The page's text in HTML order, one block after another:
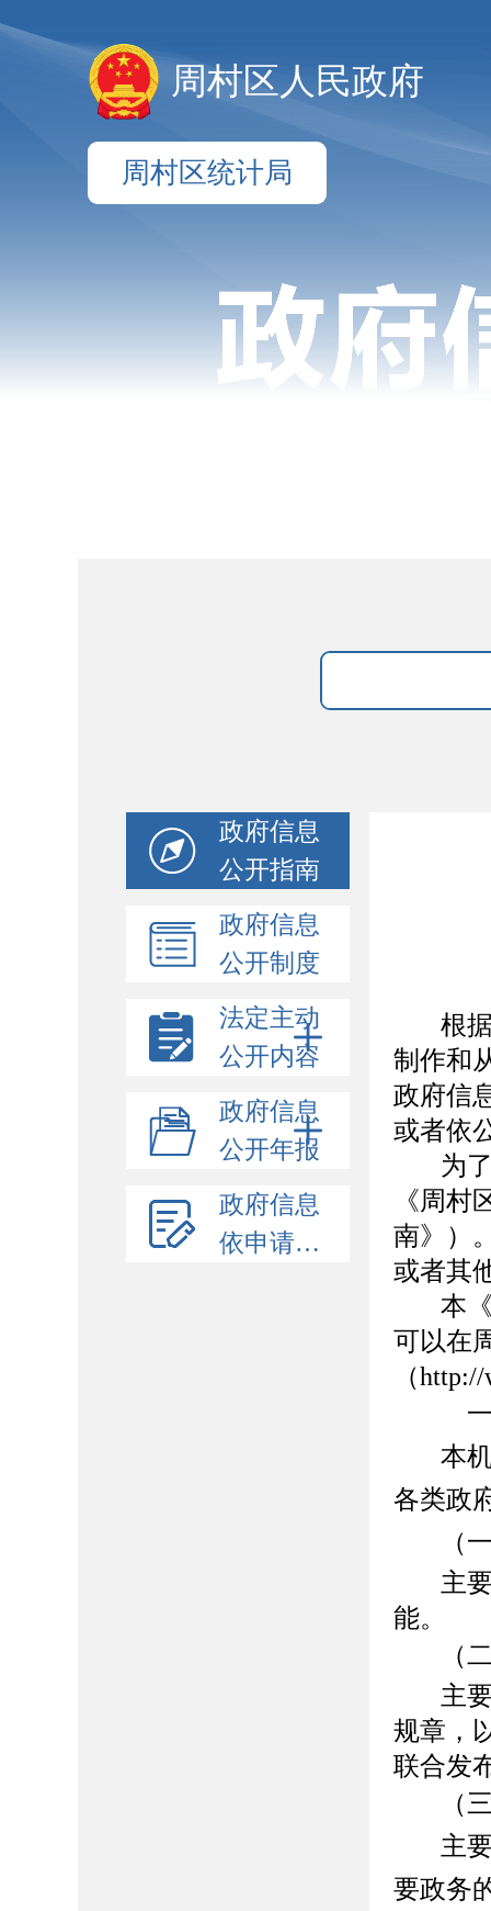
周村区人民政府
周村区统计局
政府信息
公开指南
政府信息
公开制度
法定主动
公开内容
政府信息
公开年报
政府信息
依申请公开
根
制作和
政府信
或者依
为
《周
南》）
或者其
本
可以在
（http://
本
各类政
（
主
能。
（
主
规章，
联合发
（
主
要政务